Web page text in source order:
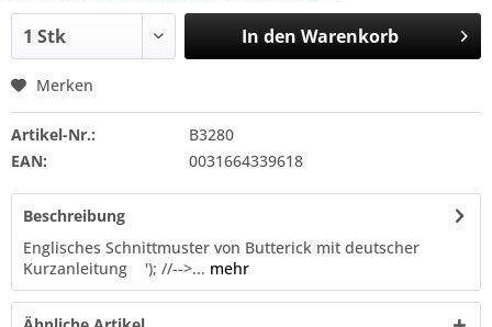
In den Warenkorb
Merken
Artikel-Nr.:
B3280
EAN:
0031664339618
Beschreibung
Englisches Schnittmuster von Butterick mit deutscher
Kurzanleitung '); //-->... mehr